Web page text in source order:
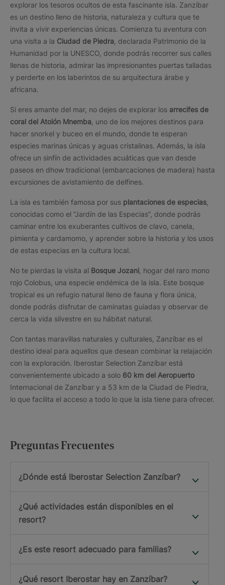
explorar los tesoros ocultos de esta fascinante isla. Zanzíbar
es un destino lleno de historia, naturaleza y cultura que te
invita a vivir experiencias únicas. Comienza tu aventura con
una visita a la Ciudad de Piedra , declarada Patrimonio de la
Humanidad por la UNESCO, donde podrás recorrer sus calles
llenas de historia, admirar las impresionantes puertas talladas
y perderte en los laberintos de su arquitectura árabe y
africana.
Si eres amante del mar, no dejes de explorar los arrecifes de
coral del Atolón Mnemba , uno de los mejores destinos para
hacer snorkel y buceo en el mundo, donde te esperan
especies marinas únicas y aguas cristalinas. Además, la isla
ofrece un sinfín de actividades acuáticas que van desde
paseos en dhow tradicional (embarcaciones de madera) hasta
excursiones de avistamiento de delfines.
La isla es también famosa por sus plantaciones de especias
conocidas como el “Jardín de las Especias”, donde podrás
caminar entre los exuberantes cultivos de clavo, canela,
pimienta y cardamomo, y aprender sobre la historia y los usos
de estas especias en la cultura local.
No te pierdas la visita al Bosque Jozani , hogar del raro mono
rojo Colobus, una especie endémica de la isla. Este bosque
tropical es un refugio natural lleno de fauna y flora única,
donde podrás disfrutar de caminatas guiadas y observar de
cerca la vida silvestre en su hábitat natural.
Con tantas maravillas naturales y culturales, Zanzíbar es el
destino ideal para aquellos que desean combinar la relajación
con la exploración. Iberostar Selection Zanzíbar está
convenientemente ubicado a solo 60 km del Aeropuerto
Internacional de Zanzíbar y a 53 km de la Ciudad de Piedra,
lo que facilita el acceso a todo lo que la isla tiene para ofrecer.
Preguntas Frecuentes
¿Dónde está Iberostar Selection Zanzíbar?
¿Qué actividades están disponibles en el
resort?
¿Es este resort adecuado para familias?
¿Qué resort Iberostar hay en Zanzíbar?